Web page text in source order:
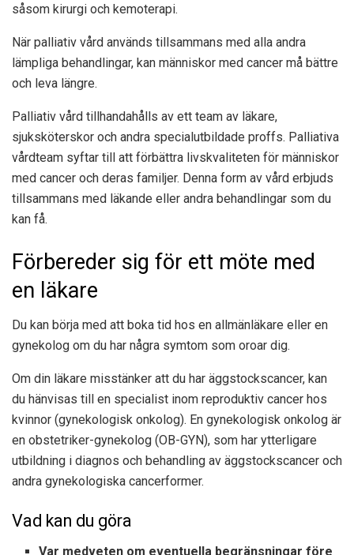
såsom kirurgi och kemoterapi.
När palliativ vård används tillsammans med alla andra
lämpliga behandlingar, kan människor med cancer må bättre
och leva längre.
Palliativ vård tillhandahålls av ett team av läkare,
sjuksköterskor och andra specialutbildade proffs. Palliativa
vårdteam syftar till att förbättra livskvaliteten för människor
med cancer och deras familjer. Denna form av vård erbjuds
tillsammans med läkande eller andra behandlingar som du
kan få.
Förbereder sig för ett möte med
en läkare
Du kan börja med att boka tid hos en allmänläkare eller en
gynekolog om du har några symtom som oroar dig.
Om din läkare misstänker att du har äggstockscancer, kan
du hänvisas till en specialist inom reproduktiv cancer hos
kvinnor (gynekologisk onkolog). En gynekologisk onkolog är
en obstetriker-gynekolog (OB-GYN), som har ytterligare
utbildning i diagnos och behandling av äggstockscancer och
andra gynekologiska cancerformer.
Vad kan du göra
Var medveten om eventuella begränsningar före